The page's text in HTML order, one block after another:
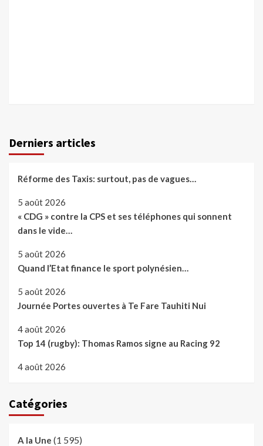
Derniers articles
Réforme des Taxis: surtout, pas de vagues…
5 août 2026
« CDG » contre la CPS et ses téléphones qui sonnent
dans le vide…
5 août 2026
Quand l’Etat finance le sport polynésien…
5 août 2026
Journée Portes ouvertes à Te Fare Tauhiti Nui
4 août 2026
Top 14 (rugby): Thomas Ramos signe au Racing 92
4 août 2026
Catégories
A la Une (1 595)